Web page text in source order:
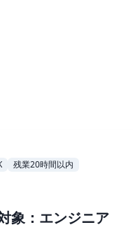
残業20時間以内
象：エンジニア